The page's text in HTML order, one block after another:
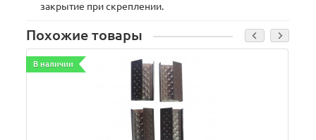
закрытие при скреплении.
Похожие товары
В наличии